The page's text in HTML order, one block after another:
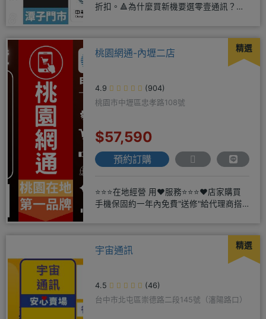
折扣。🔺為什麼買新機要選零壹通訊？
精選
桃園網通-內壢二店
4.9
(904)
桃園市中壢區忠孝路108號
$57,590
預約訂購
⭐⭐⭐在地經營 用❤️服務⭐⭐⭐❤️店家購買
手機保固約一年內免費"送修"給代理商搭
精選
宇宙通訊
4.5
(46)
台中市北屯區崇德路二段145號（瀋陽路口）